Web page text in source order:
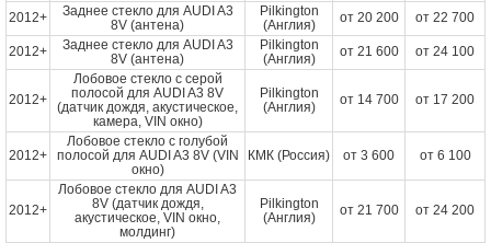
2012+
Заднее стекло для AUDI A3
8V (антена)
Pilkington
(Англия)
от 20 200 от 22 700
2012+
Заднее стекло для AUDI A3
8V (антена)
Pilkington
(Англия)
от 21 600 от 24 100
2012+
Лобовое стекло с серой
полосой для AUDI A3 8V
(датчик дождя, акустическое,
камера, VIN окно)
Pilkington
(Англия)
от 14 700 от 17 200
2012+
Лобовое стекло с голубой
полосой для AUDI A3 8V (VIN
окно)
КМК (Россия) от 3 600 от 6 100
2012+
Лобовое стекло для AUDI A3
8V (датчик дождя,
акустическое, VIN окно,
молдинг)
Pilkington
(Англия)
от 21 700 от 24 200